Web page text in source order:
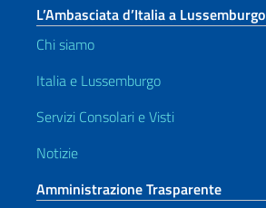
L’Ambasciata d’Italia a Lussemburgo
Chi siamo
Italia e Lussemburgo
Servizi Consolari e Visti
Notizie
Amministrazione Trasparente